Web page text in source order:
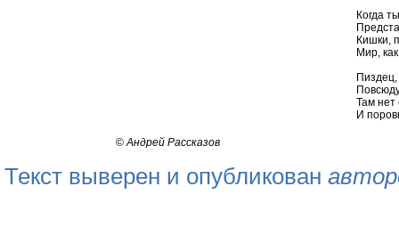
Когда
Кишки,
Мир,
Там нет
И
©Андрей Рассказов
Текст выверен и опубликован